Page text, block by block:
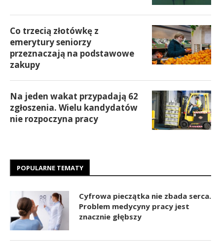
Co trzecią złotówkę z
emerytury seniorzy
przeznaczają na podstawowe
zakupy
Na jeden wakat przypadają 62
zgłoszenia. Wielu kandydatów
nie rozpoczyna pracy
POPULARNE TEMATY
Cyfrowa pieczątka nie zbada serca.
Problem medycyny pracy jest
znacznie głębszy